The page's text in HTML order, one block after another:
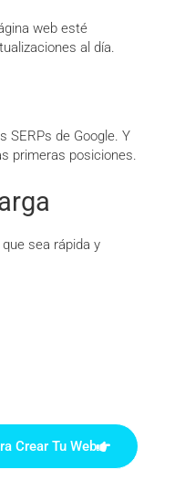
web esté
al día.
SERPs de Google. Y
primeras posiciones.
sea rápida y
Crear Tu Web